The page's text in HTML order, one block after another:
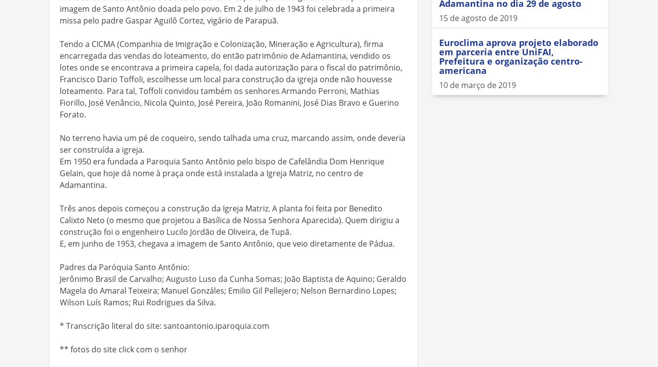
imagem de Santo Antônio doada pelo povo. Em 2 de julho de 1943 foi celebrada a primeira
missa pelo padre Gaspar Aguilô Cortez, vigário de Parapuã.
Tendo a CICMA (Companhia de Imigração e Colonização, Mineração e Agricultura), firma
encarregada das vendas do loteamento, do então patrimônio de Adamantina, vendido os
lotes onde se encontrava a primeira capela, foi dada autorização para o fiscal do patrimônio,
Francisco Dario Toffoli, escolhesse um local para construção da igreja onde não houvesse
loteamento. Para tal, Toffoli convidou também os senhores Armando Perroni, Mathias
Fiorillo, José Venâncio, Nicola Quinto, José Pereira, João Romanini, José Dias Bravo e Guerino
Forato.
No terreno havia um pé de coqueiro, sendo talhada uma cruz, marcando assim, onde deveria
ser construída a igreja.
Em 1950 era fundada a Paroquia Santo Antônio pelo bispo de Cafelândia Dom Henrique
Gelain, que hoje dá nome à praça onde está instalada a Igreja Matriz, no centro de
Adamantina.
Três anos depois começou a construção da Igreja Matriz. A planta foi feita por Benedito
Calixto Neto (o mesmo que projetou a Basílica de Nossa Senhora Aparecida). Quem dirigiu a
construção foi o engenheiro Lucilo Jordão de Oliveira, de Tupã.
E, em junho de 1953, chegava a imagem de Santo Antônio, que veio diretamente de Pádua.
Padres da Paróquia Santo Antônio:
Jerônimo Brasil de Carvalho; Augusto Luso da Cunha Somas; João Baptista de Aquino; Geraldo
Magela do Amaral Teixeira; Manuel Gonzáles; Emilio Gil Pellejero; Nelson Bernardino Lopes;
Wilson Luís Ramos; Rui Rodrigues da Silva.
* Transcrição literal do site: santoantonio.iparoquia.com
** fotos do site click com o senhor
Adamantina no dia 29 de agosto
15 de agosto de 2019
Euroclima aprova projeto elaborado
em parceria entre UniFAI,
Prefeitura e organização centro-
americana
10 de março de 2019